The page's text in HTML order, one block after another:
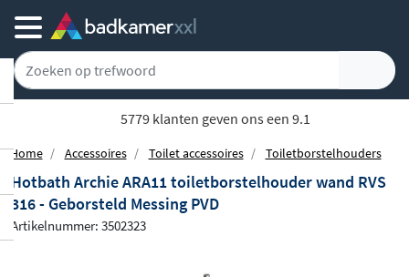
5779 klanten geven ons een 9.1
Home Accessoires Toilet accessoires Toiletborstelhouders
Hotbath Archie ARA11 toiletborstelhouder wand RVS
316 - Geborsteld Messing PVD
Artikelnummer: 3502323